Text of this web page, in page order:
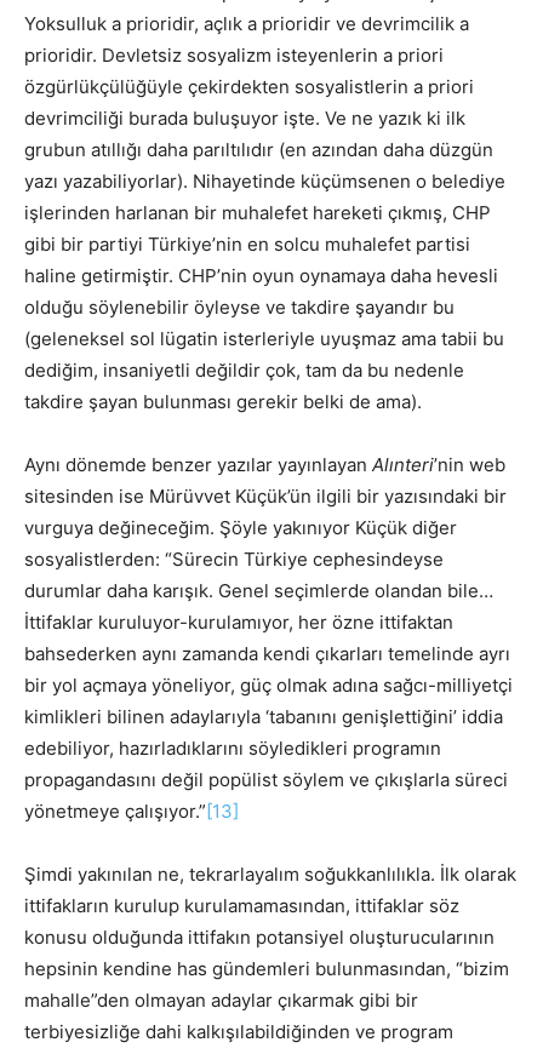
Yoksulluk a prioridir, açlık a prioridir ve devrimcilik a
prioridir. Devletsiz sosyalizm isteyenlerin a priori
özgürlükçülüğüyle çekirdekten sosyalistlerin a priori
devrimciliği burada buluşuyor işte. Ve ne yazık ki ilk
grubun atıllığı daha parıltılıdır (en azından daha düzgün
yazı yazabiliyorlar). Nihayetinde küçümsenen o belediye
işlerinden harlanan bir muhalefet hareketi çıkmış, CHP
gibi bir partiyi Türkiye’nin en solcu muhalefet partisi
haline getirmiştir. CHP’nin oyun oynamaya daha hevesli
olduğu söylenebilir öyleyse ve takdire şayandır bu
(geleneksel sol lügatin isterleriyle uyuşmaz ama tabii bu
dediğim, insaniyetli değildir çok, tam da bu nedenle
takdire şayan bulunması gerekir belki de ama).
Aynı dönemde benzer yazılar yayınlayan Alınteri’nin web
sitesinden ise Mürüvvet Küçük’ün ilgili bir yazısındaki bir
vurguya değineceğim. Şöyle yakınıyor Küçük diğer
sosyalistlerden: “Sürecin Türkiye cephesindeyse
durumlar daha karışık. Genel seçimlerde olandan bile…
İttifaklar kuruluyor-kurulamıyor, her özne ittifaktan
bahsederken aynı zamanda kendi çıkarları temelinde ayrı
bir yol açmaya yöneliyor, güç olmak adına sağcı-milliyetçi
kimlikleri bilinen adaylarıyla ‘tabanını genişlettiğini’ iddia
edebiliyor, hazırladıklarını söyledikleri programın
propagandasını değil popülist söylem ve çıkışlarla süreci
yönetmeye çalışıyor.”[13]
Şimdi yakınılan ne, tekrarlayalım soğukkanlılıkla. İlk olarak
ittifakların kurulup kurulamamasından, ittifaklar söz
konusu olduğunda ittifakın potansiyel oluşturucularının
hepsinin kendine has gündemleri bulunmasından, “bizim
mahalle”den olmayan adaylar çıkarmak gibi bir
terbiyesizliğe dahi kalkışılabildiğinden ve program